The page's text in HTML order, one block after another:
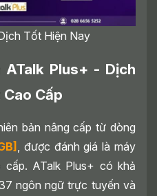
Tốt Hiện Nay
ATalk Plus+ - Dịch
Cao Cấp
bản nâng cấp từ dòng
, được đánh giá là máy
ATalk Plus+ có khả
ngôn ngữ trực tuyến và